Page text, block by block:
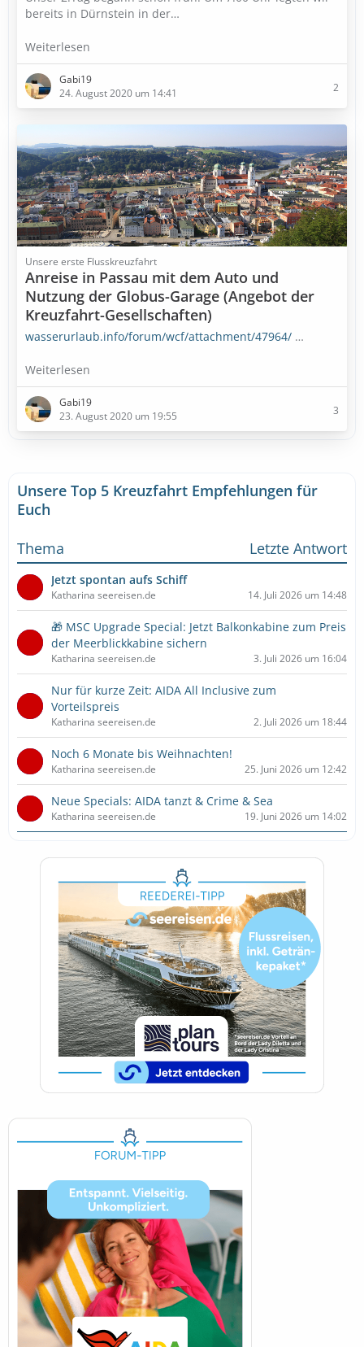
bereits in Dürnstein in der…
Weiterlesen
Gabi19
24. August 2020 um 14:41
2
Unsere erste Flusskreuzfahrt
Anreise in Passau mit dem Auto und
Nutzung der Globus-Garage (Angebot der
Kreuzfahrt-Gesellschaften)
wasserurlaub.info/forum/wcf/attachment/47964/ …
Weiterlesen
Gabi19
23. August 2020 um 19:55
3
Unsere Top 5 Kreuzfahrt Empfehlungen für
Euch
Thema
Letzte Antwort
Jetzt spontan aufs Schiff
Katharina seereisen.de 14. Juli 2026 um 14:48
🎁 MSC Upgrade Special: Jetzt Balkonkabine zum Preis
der Meerblickkabine sichern
Katharina seereisen.de 3. Juli 2026 um 16:04
Nur für kurze Zeit: AIDA All Inclusive zum
Vorteilspreis
Katharina seereisen.de 2. Juli 2026 um 18:44
Noch 6 Monate bis Weihnachten!
Katharina seereisen.de 25. Juni 2026 um 12:42
Neue Specials: AIDA tanzt & Crime & Sea
Katharina seereisen.de 19. Juni 2026 um 14:02